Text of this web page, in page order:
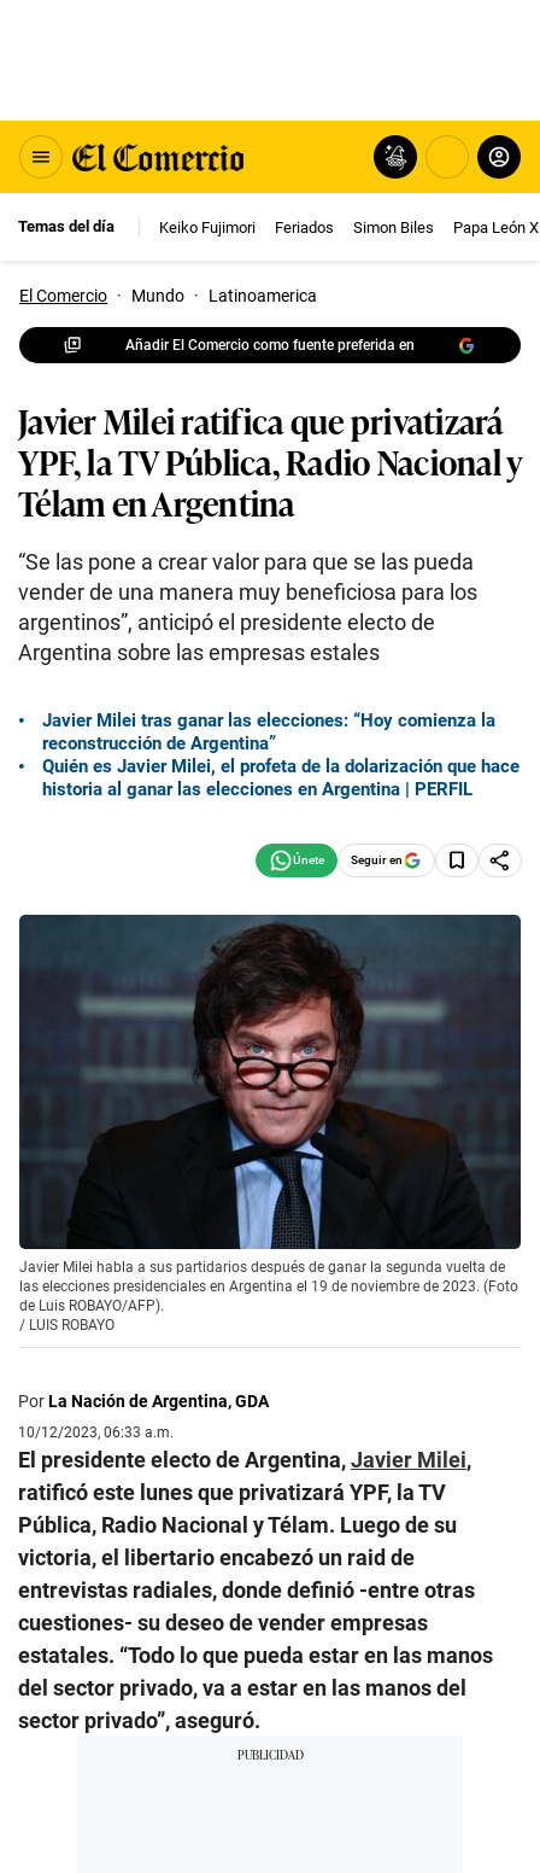
Temas del día Keiko Fujimori Feriados Simon Biles Papa León
El Comercio · Mundo · Latinoamerica
Añadir El Comercio como fuente preferida en
Javier Milei ratifica que privatizará
YPF, la TV Pública, Radio Nacional y
Télam en Argentina
“Se las pone a crear valor para que se las pueda
vender de una manera muy beneficiosa para los
argentinos”, anticipó el presidente electo de
Argentina sobre las empresas estales
Javier Milei tras ganar las elecciones: “Hoy comienza la
reconstrucción de Argentina”
Quién es Javier Milei, el profeta de la dolarización que hace
historia al ganar las elecciones en Argentina | PERFIL
Seguir en
Javier Milei habla a sus partidarios después de ganar la segunda vuelta de
las elecciones presidenciales en Argentina el 19 de noviembre de 2023. (Foto
de Luis ROBAYO/AFP).
/ LUIS ROBAYO
PorLa Nación de Argentina, GDA
10/12/2023, 06:33 a.m.
El presidente electo de Argentina,Javier Milei,
ratificó este lunes que privatizará YPF, la TV
Pública, Radio Nacional y Télam. Luego de su
victoria, el libertario encabezó un raid de
entrevistas radiales, donde definió -entre otras
cuestiones- su deseo de vender empresas
estatales. “Todo lo que pueda estar en las manos
del sector privado, va a estar en las manos del
sector privado”, aseguró.